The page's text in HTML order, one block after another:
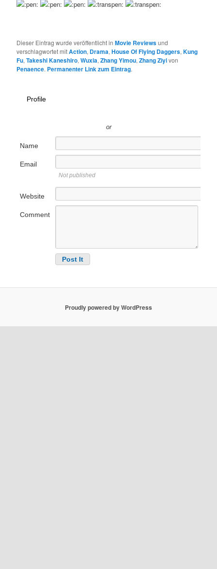
Dieser Eintrag wurde veröffentlicht inMovie Reviewsund
verschlagwortet mitAction, Drama,House Of Flying Daggers,Kung
Fu,Takeshi Kaneshiro,Wuxia,Zhang Yimou,Zhang Ziyivon
Penaence. Permanenter Link zum Eintrag.
Profile
or
Name
Email
Not published
Website
Comment
Proudly powered by WordPress